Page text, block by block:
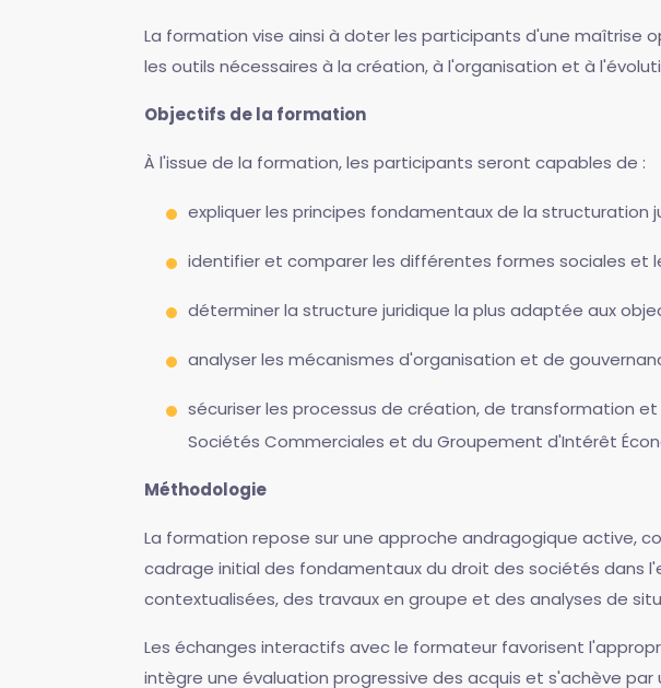
La formation vise ainsi à doter les participants d'une
les outils nécessaires à la création, à l'organisation et à
Objectifs de la formation
À l'issue de la formation, les participants seront capables de :
expliquer les principes fondamentaux de la structuration
identifier et comparer les différentes formes sociales et
déterminer la structure juridique la plus adaptée aux
analyser les mécanismes d'organisation et de
sécuriser les processus de création, de transformation
Sociétés Commerciales et du Groupement d'Intérêt
Méthodologie
La formation repose sur une approche andragogique active,
cadrage initial des fondamentaux du droit des sociétés dans
contextualisées, des travaux en groupe et des analyses de
Les échanges interactifs avec le formateur favorisent
intègre une évaluation progressive des acquis et s'achève